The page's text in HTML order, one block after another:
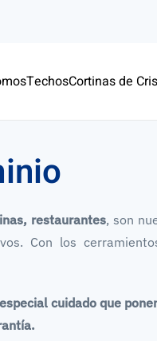
TechosCortinas de
restaurantes, son
Con los
cuidado que